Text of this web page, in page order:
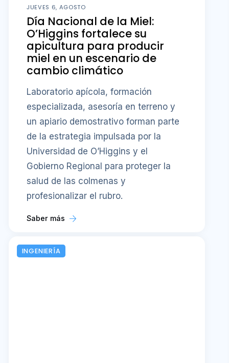
JUEVES 6, AGOSTO
Día Nacional de la Miel:
O’Higgins fortalece su
apicultura para producir
miel en un escenario de
cambio climático
Laboratorio apícola, formación
especializada, asesoría en terreno y
un apiario demostrativo forman parte
de la estrategia impulsada por la
Universidad de O’Higgins y el
Gobierno Regional para proteger la
salud de las colmenas y
profesionalizar el rubro.
Saber más
INGENIERÍA